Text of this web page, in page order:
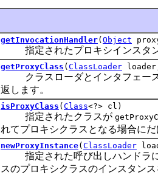
getInvocationHandler( Object
指定されたプロキシインスタン
getProxyClass ( ClassLoader
クラスローダとインタフェース
返します。
isProxyClass ( Class<?> cl)
指定されたクラスが
れてプロキシクラスとなる場合に
newProxyInstance( ClassLoader
指定された呼び出しハンドラに
スのプロキシクラスのインスタン